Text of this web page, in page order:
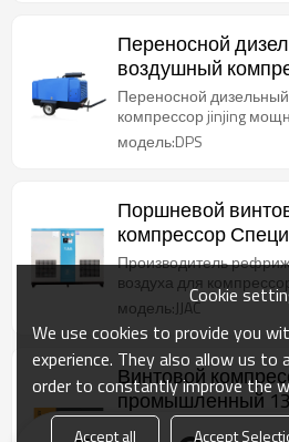
Переносной
воздушный
мощностью 410
Переносной
компрессор jinjing
модель:DPS
Поршневой
компрессор
Поддержка OEM
Производитель
воздуха для
модель:JJAC
Винтовой
промышленный
инверторный
Компрессор винтовой
Cookie
We use cookies to provide you
experience. They also allow us to
order to constantly improve the
Accept all Accept